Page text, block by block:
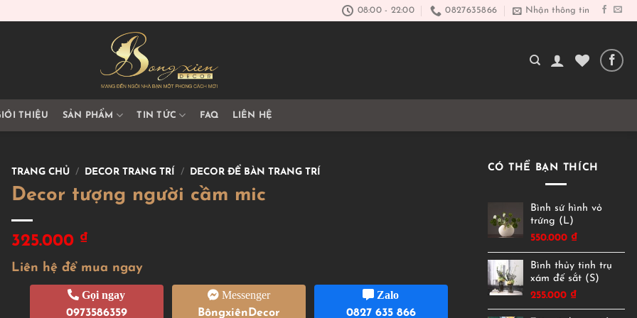
08:00 - 22:00 0827635866 Nhận thông tin
THIỆU SẢN PHẨM TIN TỨC FAQ LIÊN HỆ
TRANG CHỦ / DECOR TRANG TRÍ / DECOR ĐỂ BÀN TRANG TRÍ
Decor tượng người cầm mic
325.000 ₫
Liên hệ để mua ngay
Gọi ngay
0973586359
Messenger
BôngxiênDecor
Zalo
0827 635 866
CÓ THỂ BẠN THÍCH
Bình sứ hình vỏ
trứng (L)
550.000 ₫
Bình thủy tinh trụ
xám đế sắt (S)
255.000 ₫